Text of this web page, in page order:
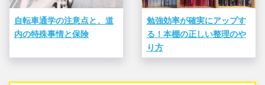
自転車通学の注意点と、道
内の特殊事情と保険
勉強効率が確実にアップす
る！本棚の正しい整理のや
り方